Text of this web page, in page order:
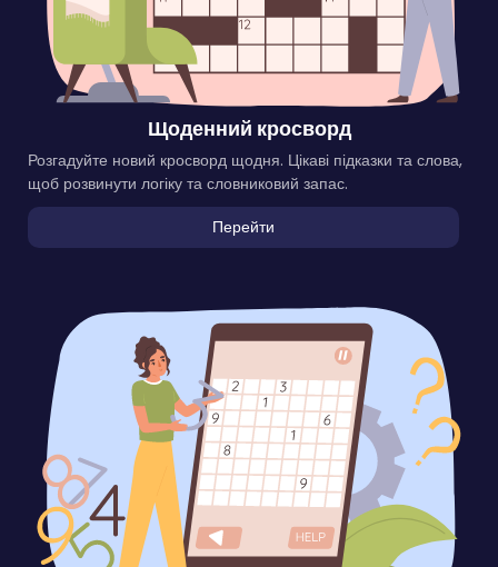
Щоденний кросворд
Розгадуйте новий кросворд щодня. Цікаві підказки та слова,
щоб розвинути логіку та словниковий запас.
Перейти